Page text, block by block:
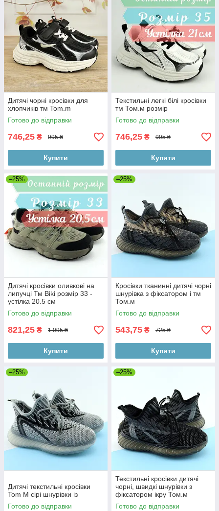
Дитячі чорні кросівки для
хлопчиків тм Tom.m
Готово до відправки
746,25 ₴ 995 ₴
Купити
Текстильні легкі білі кросівки
тм Том.м розмір
Готово до відправки
746,25 ₴ 995 ₴
Купити
–25%
Дитячі кросівки оливкові на
липучці Тм Biki розмір 33 -
устілка 20.5 см
Готово до відправки
821,25 ₴ 1 095 ₴
Купити
–25%
Кросівки тканинні дитячі чорні
шнурівка з фіксатором і тм
Том.м
Готово до відправки
543,75 ₴ 725 ₴
Купити
–25%
Дитячі текстильні кросівки
Tom M сірі шнурівки із
Готово до відправки
–25%
Текстильні кросівки дитячі
чорні, швидкі шнурівки з
фіксатором ікру Том.м
Готово до відправки